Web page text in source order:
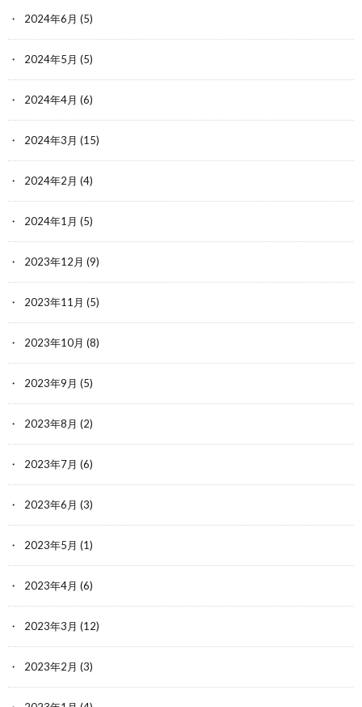
2024年6月 (5)
2024年5月 (5)
2024年4月 (6)
2024年3月 (15)
2024年2月 (4)
2024年1月 (5)
2023年12月 (9)
2023年11月 (5)
2023年10月 (8)
2023年9月 (5)
2023年8月 (2)
2023年7月 (6)
2023年6月 (3)
2023年5月 (1)
2023年4月 (6)
2023年3月 (12)
2023年2月 (3)